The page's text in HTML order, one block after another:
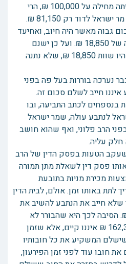
התובעת טוענת, שגם אם הייתה מחילה על 100,000 ₪, הרי
שעל פי פסק הבורר התחייב מר ישראל לדוד רק 81,150 ₪.
גבוה מאשר היה חיוב, ואחיעד
סירב לשלם אפילו את היתרה של 18,850 ₪. ועל כן ישנם
מניות, שעל פי עסקת המכר היו שוות 18,850 ₪, שלא נתנה
נערכה בוררות בעל פה בפני
חייב לשלם סכום זה.
בנספחים לכתב התביעה, ובו
לנתבע עולה, שמר ישראל
הרב פלוני, ואף שהוא חושב
חלק עליה.
הטעות בפסק הדין של הרב
פסק דין לשאלת מתן תמורה
מכירת מניות בתובעת
לתת באותו זמן. אולם, לבית הדין
שלא חייב את הנתבע להשיב את
העודף של 18,850 ₪. הסיבה לכך היא שהבורר לא
קבע שמחצית החוב של 162,300 ₪ איננו קיים, אלא שזמן
המשקיע את כל חובותיו
חובו עוד לפני זמן הפירעון,